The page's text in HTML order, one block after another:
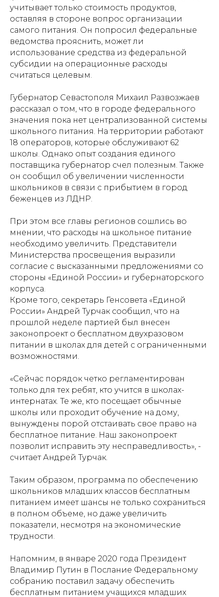
учитывает только стоимость продуктов,
оставляя в стороне вопрос организации
самого питания. Он попросил федеральные
ведомства прояснить, может ли
использование средства из федеральной
субсидии на операционные расходы
считаться целевым.
Губернатор Севастополя Михаил Развозжаев
рассказал о том, что в городе федерального
значения пока нет централизованной системы
школьного питания. На территории работают
18 операторов, которые обслуживают 62
школы. Однако опыт создания единого
поставщика губернатор счел полезным. Также
он сообщил об увеличении численности
школьников в связи с прибытием в город
беженцев из ЛДНР.
При этом все главы регионов сошлись во
мнении, что расходы на школьное питание
необходимо увеличить. Представители
Министерства просвещения выразили
согласие с высказанными предложениями со
стороны «Единой России» и губернаторского
корпуса.
Кроме того, секретарь Генсовета «Единой
России» Андрей Турчак сообщил, что на
прошлой неделе партией был внесен
законопроект о бесплатном двухразовом
питании в школах для детей с ограниченными
возможностями.
«Сейчас порядок четко регламентирован
только для тех ребят, кто учится в школах-
интернатах. Те же, кто посещает обычные
школы или проходит обучение на дому,
вынуждены порой отстаивать свое право на
бесплатное питание. Наш законопроект
позволит исправить эту несправедливость», -
считает Андрей Турчак.
Таким образом, программа по обеспечению
школьников младших классов бесплатным
питанием имеет шансы не только сохраниться
в полном объеме, но даже увеличить
показатели, несмотря на экономические
трудности.
Напомним, в январе 2020 года Президент
Владимир Путин в Послание Федеральному
собранию поставил задачу обеспечить
бесплатным питанием учащихся младших